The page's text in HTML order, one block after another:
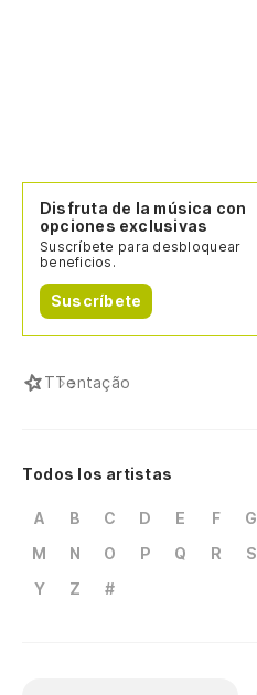
Disfruta de la música con
opciones exclusivas
Suscríbete para desbloquear
beneficios.
Suscríbete
TTentação
Todos los artistas
A B C D E F G
M
N O P Q R S
Y
Z #